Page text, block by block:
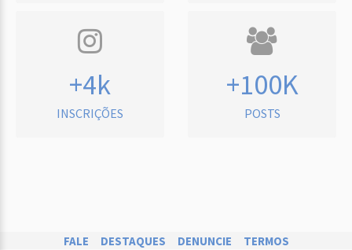
+4k
INSCRIÇÕES
+100K
POSTS
FALE DESTAQUES DENUNCIE TERMOS